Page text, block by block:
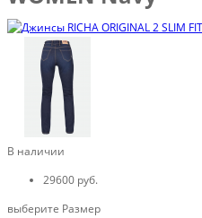
В наличии
29600 руб.
выберите Размер